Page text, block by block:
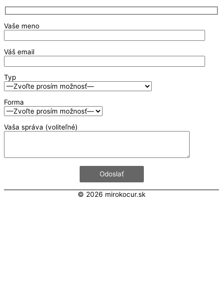
Vaše meno
Váš email
Typ
Forma
Vaša správa (voliteľné)
© 2026 mirokocur.sk